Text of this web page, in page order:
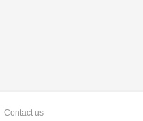
Contact us